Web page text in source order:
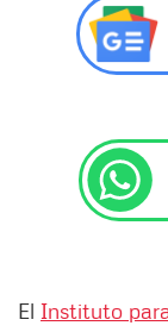
El Instituto